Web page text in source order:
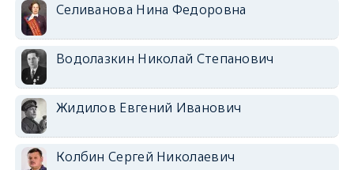
Селиванова Нина Федоровна
Водолазкин Николай Степанович
Жидилов Евгений Иванович
Колбин Сергей Николаевич